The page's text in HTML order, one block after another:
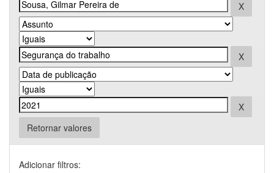
Retornar valores
Adicionar filtros: